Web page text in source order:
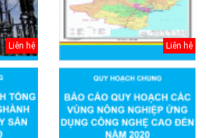
Liên hệ Liên hệ